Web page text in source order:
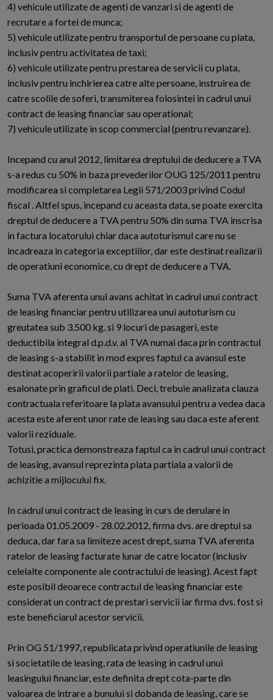
4) vehicule utilizate de agenti de vanzari si de agenti de
recrutare a fortei de munca;
5) vehicule utilizate pentru transportul de persoane cu plata,
inclusiv pentru activitatea de taxi;
6) vehicule utilizate pentru prestarea de servicii cu plata,
inclusiv pentru inchirierea catre alte persoane, instruirea de
catre scolile de soferi, transmiterea folosintei in cadrul unui
contract de leasing financiar sau operational;
7) vehicule utilizate in scop commercial (pentru revanzare).
Incepand cu anul 2012, limitarea dreptului de deducere a TVA
s-a redus cu 50% in baza prevederilor OUG 125/2011 pentru
modificarea si completarea Legii 571/2003 privind Codul
fiscal . Altfel spus, incepand cu aceasta data, se poate exercita
dreptul de deducere a TVA pentru 50% din suma TVA inscrisa
in factura locatorului chiar daca autoturismul care nu se
incadreaza in categoria exceptiilor, dar este destinat realizarii
de operatiuni economice, cu drept de deducere a TVA.
Suma TVA aferenta unui avans achitat in cadrul unui contract
de leasing financiar pentru utilizarea unui autoturism cu
greutatea sub 3.500 kg. si 9 locuri de pasageri, este
deductibila integral d.p.d.v. al TVA numai daca prin contractul
de leasing s-a stabilit in mod expres faptul ca avansul este
destinat acoperirii valorii partiale a ratelor de leasing,
esalonate prin graficul de plati. Deci, trebuie analizata clauza
contractuala referitoare la plata avansului pentru a vedea daca
acesta este aferent unor rate de leasing sau daca este aferent
valorii reziduale.
Totusi, practica demonstreaza faptul ca in cadrul unui contract
de leasing, avansul reprezinta plata partiala a valorii de
achizitie a mijlocului fix.
In cadrul unui contract de leasing in curs de derulare in
perioada 01.05.2009 - 28.02.2012, firma dvs. are dreptul sa
deduca, dar fara sa limiteze acest drept, suma TVA aferenta
ratelor de leasing facturate lunar de catre locator (inclusiv
celelalte componente ale contractului de leasing). Acest fapt
este posibil deoarece contractul de leasing financiar este
considerat un contract de prestari servicii iar firma dvs. fost si
este beneficiarul acestor servicii.
Prin OG 51/1997, republicata privind operatiunile de leasing
si societatile de leasing, rata de leasing in cadrul unui
leasingului financiar, este definita drept cota-parte din
valoarea de intrare a bunului si dobanda de leasing, care se